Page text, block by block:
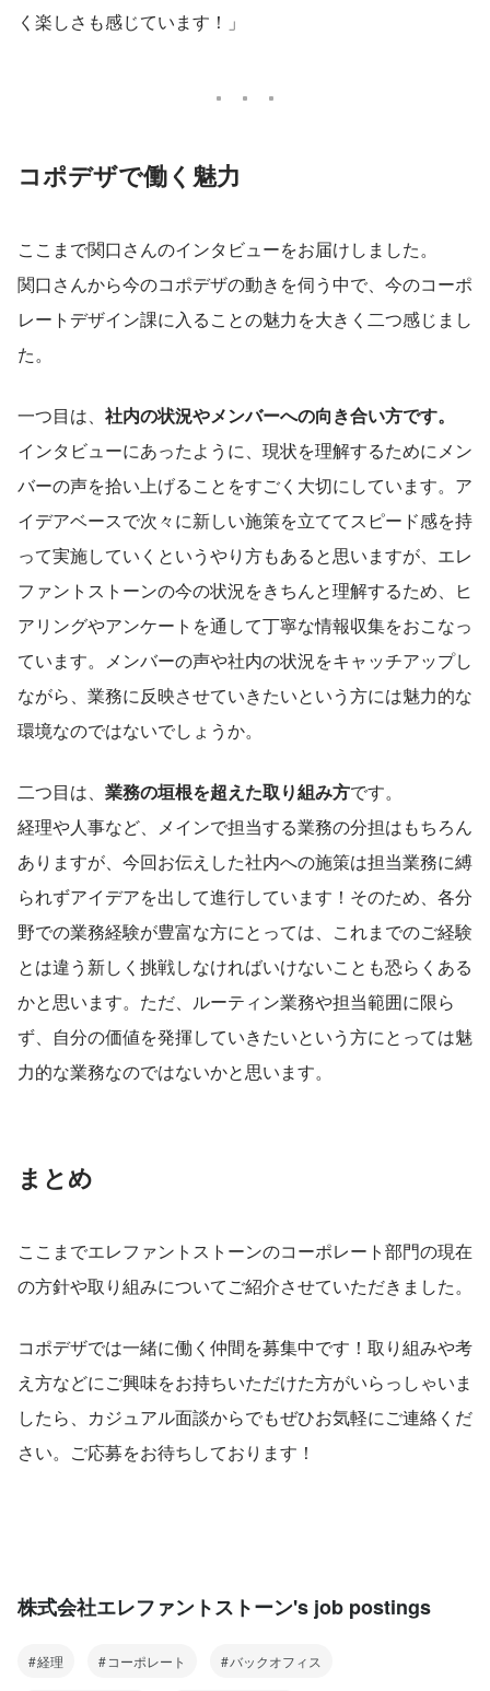
く楽しさも感じています！」
コポデザで働く魅力
ここまで関口さんのインタビューをお届けしました。
関口さんから今のコポデザの動きを伺う中で、今のコーポ
レートデザイン課に入ることの魅力を大きく二つ感じまし
た。
一つ目は、 社内の状況やメンバーへの向き合い方です。
インタビューにあったように、現状を理解するためにメン
バーの声を拾い上げることをすごく大切にしています。ア
イデアベースで次々に新しい施策を立ててスピード感を持
って実施していくというやり方もあると思いますが、エレ
ファントストーンの今の状況をきちんと理解するため、ヒ
アリングやアンケートを通して丁寧な情報収集をおこなっ
ています。メンバーの声や社内の状況をキャッチアップし
ながら、業務に反映させていきたいという方には魅力的な
環境なのではないでしょうか。
二つ目は、 業務の垣根を超えた取り組み方です。
経理や人事など、メインで担当する業務の分担はもちろん
ありますが、今回お伝えした社内への施策は担当業務に縛
られずアイデアを出して進行しています！そのため、各分
野での業務経験が豊富な方にとっては、これまでのご経験
とは違う新しく挑戦しなければいけないことも恐らくある
かと思います。ただ、ルーティン業務や担当範囲に限ら
ず、自分の価値を発揮していきたいという方にとっては魅
力的な業務なのではないかと思います。
まとめ
ここまでエレファントストーンのコーポレート部門の現在
の方針や取り組みについてご紹介させていただきました。
コポデザでは一緒に働く仲間を募集中です！取り組みや考
え方などにご興味をお持ちいただけた方がいらっしゃいま
したら、カジュアル面談からでもぜひお気軽にご連絡くだ
さい。ご応募をお待ちしております！
株式会社エレファントストーン's job postings
経理 コーポレート バックオフィス